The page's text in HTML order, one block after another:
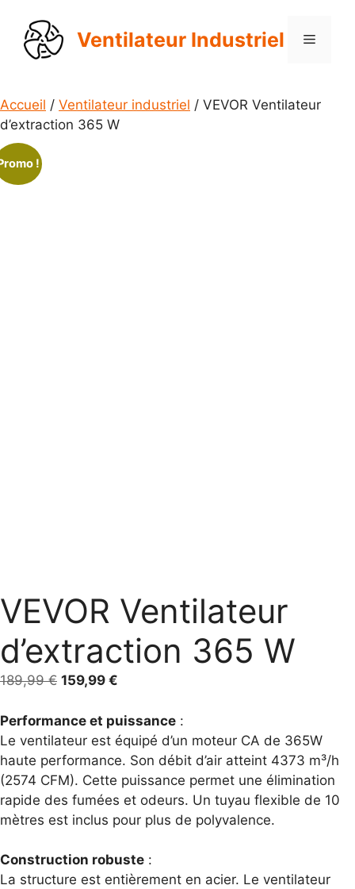
contenu
Ventilateur Industriel Menu
Accueil / Ventilateur industriel / VEVOR Ventilateur
d’extraction 365 W
!
VEVOR Ventilateur
d’extraction 365 W
189,99€ Le
initial
était :
189,99 €.
159,99 €
actuel
est :
159,99 €.
Performance et puissance :
Le ventilateur est équipé d’un moteur CA de 365W
haute performance. Son débit d’air atteint 4373 m³/h
(2574 CFM). Cette puissance permet une élimination
rapide des fumées et odeurs. Un tuyau flexible de 10
mètres est inclus pour plus de polyvalence.
Construction robuste :
La structure est entièrement en acier. Le ventilateur